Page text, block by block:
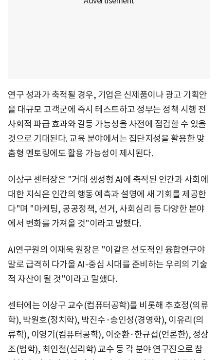
연구 성과가 축적될 경우, 기업은 신제품이나 광고 기획안
을 대규모 고객군에 즉시 테스트하고 정부는 정책 시행 전
사회적 파급 효과와 갈등 가능성을 사전에 점검할 수 있을
것으로 기대된다. 교육 분야에서는 집단지성을 활용한 맞
춤형 멘토링에도 활용 가능성이 제시된다.
이상구 센터장은 "거대 생성형 AI에 축적된 인간과 사회에
대한 지식은 인간의 행동 예측과 설명에 새 기회를 제공한
다"며 "마케팅, 공공정책, 선거, 사회심리 등 다양한 분야
에서 변화를 가져올 것"이라고 말했다.
AI연구원의 이재욱 원장은 "이같은 선도적인 융합연구야
말로 급격히 다가올 AI-중심 시대를 준비하는 우리의 기술
적 자산이 될 것"이라고 말했다.
센터에는 이상구 교수(컴퓨터공학)를 비롯해 추호정(의류
학), 박원호(정치학), 박진수·송인성(경영학), 이유리(의
류학), 이영기(컴퓨터공학), 이준환·한규섭(언론한), 정상
조(법학), 최인철(심리학) 교수 등 각 분야 연구진으로 참